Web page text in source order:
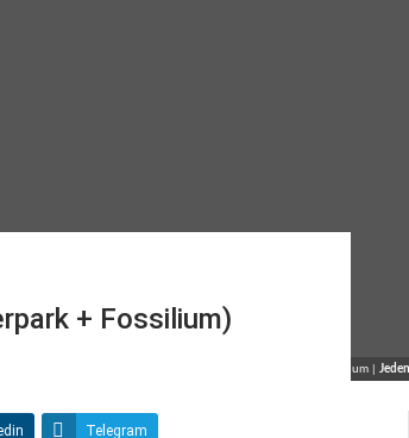
© Tierpark Bochum |
+ Fossilium)
Telegram